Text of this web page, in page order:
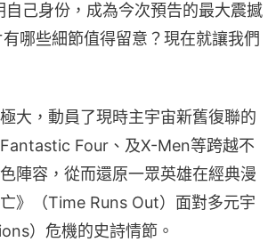
己身份，成為今次預告的最大震撼
哪些細節值得留意？現在就讓我們
大，動員了現時主宇宙新舊復聯的
Four、及X-Men等跨越不
陣容，從而還原一眾英雄在經典漫
》（Time Runs Out）面對多元宇
）危機的史詩情節。